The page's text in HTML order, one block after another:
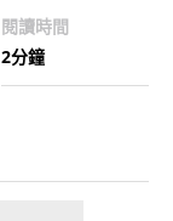
閱讀時間
2分鐘